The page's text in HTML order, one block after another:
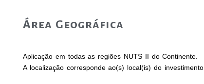
Área Geográfica
Aplicação em todas as regiões NUTS II do Continente.
A localização corresponde ao(s) local(is) do investimento